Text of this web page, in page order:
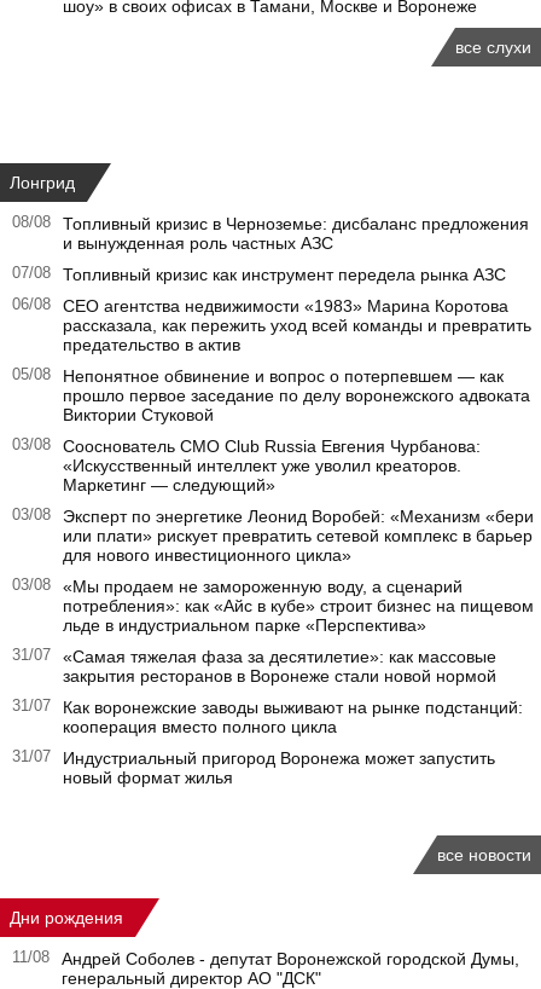
шоу» в своих офисах в Тамани, Москве и Воронеже
все слухи
Лонгрид
08/08
Топливный кризис в Черноземье: дисбаланс предложения
и вынужденная роль частных АЗС
07/08 Топливный кризис как инструмент передела рынка АЗС
06/08
CEO агентства недвижимости «1983» Марина Коротова
рассказала, как пережить уход всей команды и превратить
предательство в актив
05/08
Непонятное обвинение и вопрос о потерпевшем — как
прошло первое заседание по делу воронежского адвоката
Виктории Стуковой
03/08
Сооснователь CMO Club Russia Евгения Чурбанова:
«Искусственный интеллект уже уволил креаторов.
Маркетинг — следующий»
03/08
Эксперт по энергетике Леонид Воробей: «Механизм «бери
или плати» рискует превратить сетевой комплекс в барьер
для нового инвестиционного цикла»
03/08
«Мы продаем не замороженную воду, а сценарий
потребления»: как «Айс в кубе» строит бизнес на пищевом
льде в индустриальном парке «Перспектива»
31/07
«Самая тяжелая фаза за десятилетие»: как массовые
закрытия ресторанов в Воронеже стали новой нормой
31/07
Как воронежские заводы выживают на рынке подстанций:
кооперация вместо полного цикла
31/07
Индустриальный пригород Воронежа может запустить
новый формат жилья
все новости
Дни рождения
11/08
Андрей Соболев - депутат Воронежской городской Думы,
генеральный директор АО "ДСК"